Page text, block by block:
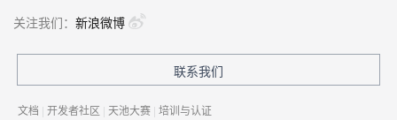
关注我们： 新浪微博
联系我们
文档 | 开发者社区 | 天池大赛 | 培训与认证